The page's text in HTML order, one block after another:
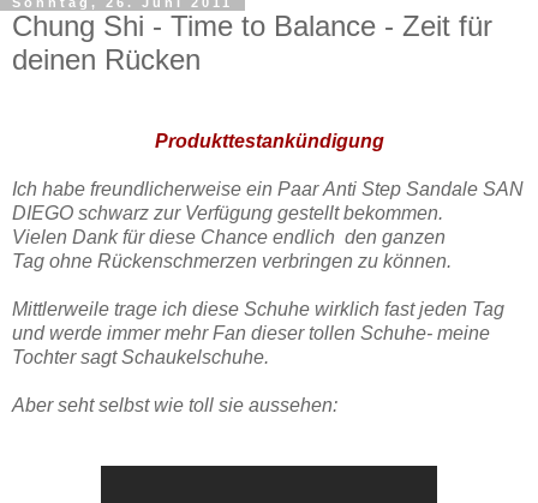
Chung Shi - Time to Balance - Zeit für
deinen Rücken
Produkttestankündigung
Ich habe freundlicherweise ein Paar Anti Step Sandale SAN
DIEGO schwarz zur Verfügung gestellt bekommen.
Vielen Dank für diese Chance endlich den ganzen
Tag ohne Rückenschmerzen verbringen zu können.
Mittlerweile trage ich diese Schuhe wirklich fast jeden Tag
und werde immer mehr Fan dieser tollen Schuhe- meine
Tochter sagt Schaukelschuhe.
Aber seht selbst wie toll sie aussehen: